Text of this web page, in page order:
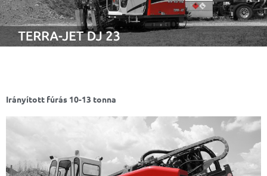
Irányított fúrás 10-13 tonna